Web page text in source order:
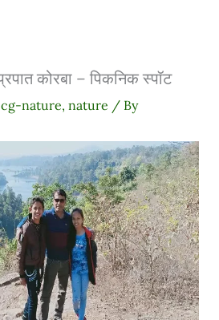
कोरबा – पिकनिक स्पॉट
cg-nature, nature / By